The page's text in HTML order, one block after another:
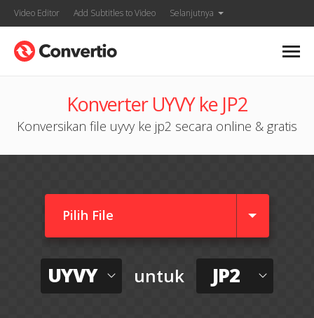
Video Editor Add Subtitles to Video Selanjutnya
Konverter UYVY ke JP2
Konversikan file uyvy ke jp2 secara online & gratis
Pilih File
UYVY untuk JP2